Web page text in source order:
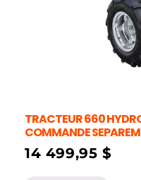
TRACTEUR 660
COMMANDE
14 499,95 $